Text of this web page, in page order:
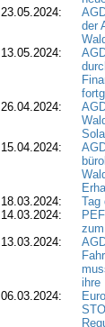
23.05.2024:
der
13.05.2024:
26.04.2024:
15.04.2024:
18.03.2024:
Tag
14.03.2024:
13.03.2024:
ihre
06.03.2024: